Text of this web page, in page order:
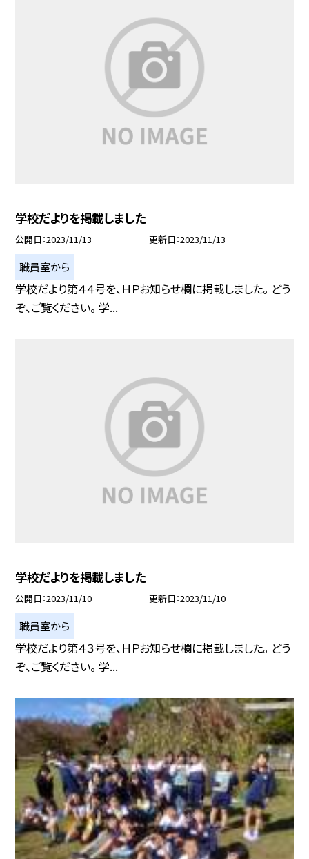
学校だよりを掲載しました
公開日 2023/11/13 更新日 2023/11/13
職員室から
学校だより第４４号を、ＨＰお知らせ欄に掲載しました。 どう
ぞ、ご覧ください。 学...
学校だよりを掲載しました
公開日 2023/11/10 更新日 2023/11/10
職員室から
学校だより第４３号を、ＨＰお知らせ欄に掲載しました。 どう
ぞ、ご覧ください。 学...